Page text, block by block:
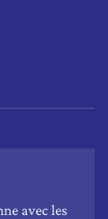
avec les